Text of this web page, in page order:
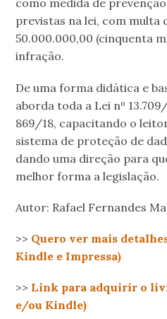
como medida de
previstas na lei, com multa
50.000.000,00 (cinquenta
infração.
De uma forma didática e
aborda toda a Lei nº
869/18, capacitando o
sistema de proteção de
dando uma direção para
melhor forma a legislação.
Autor: Rafael Fernandes
>> Quero ver mais
Kindle e Impressa)
>> Link para adquirir o
e/ou Kindle)